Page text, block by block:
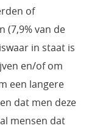
of
(7,9% van de
in staat is
en/of om
een langere
dat men deze
mensen dat